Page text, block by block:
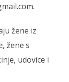
.
žene iz
žene s
udovice i